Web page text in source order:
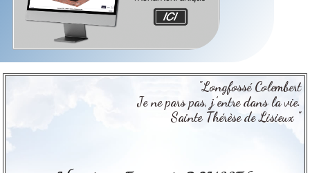
"Longfossé Colembert
Je ne pars pas, j’entre dans la vie.
Sainte Thérèse de Lisieux "